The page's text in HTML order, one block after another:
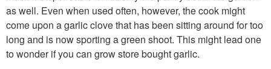
as well. Even when used often, however, the cook might
come upon a garlic clove that has been sitting around for too
long and is now sporting a green shoot. This might lead one
to wonder if you can grow store bought garlic.